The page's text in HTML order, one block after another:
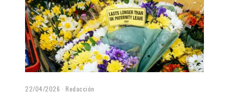
22/04/2026 Redacción